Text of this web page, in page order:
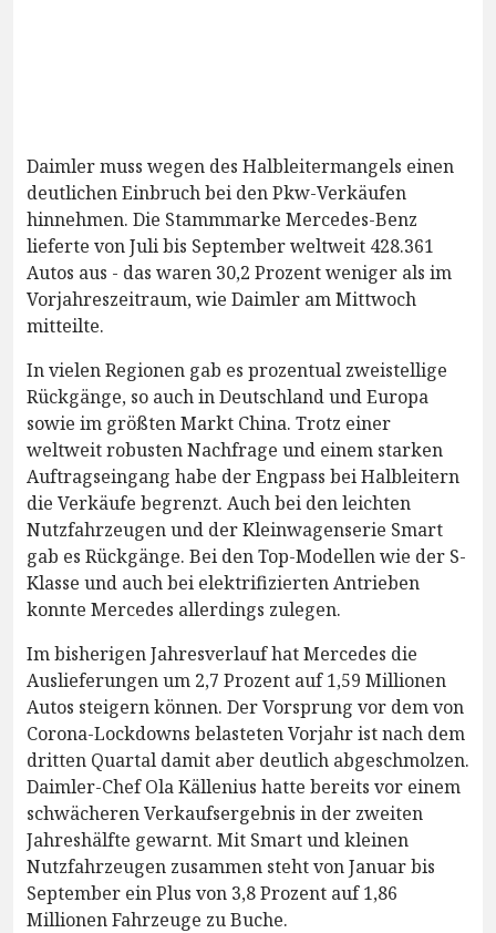
Daimler muss wegen des Halbleitermangels einen
deutlichen Einbruch bei den Pkw-Verkäufen
hinnehmen. Die Stammmarke Mercedes-Benz
lieferte von Juli bis September weltweit 428.361
Autos aus - das waren 30,2 Prozent weniger als im
Vorjahreszeitraum, wie Daimler am Mittwoch
mitteilte.
In vielen Regionen gab es prozentual zweistellige
Rückgänge, so auch in Deutschland und Europa
sowie im größten Markt China. Trotz einer
weltweit robusten Nachfrage und einem starken
Auftragseingang habe der Engpass bei Halbleitern
die Verkäufe begrenzt. Auch bei den leichten
Nutzfahrzeugen und der Kleinwagenserie Smart
gab es Rückgänge. Bei den Top-Modellen wie der S-
Klasse und auch bei elektrifizierten Antrieben
konnte Mercedes allerdings zulegen.
Im bisherigen Jahresverlauf hat Mercedes die
Auslieferungen um 2,7 Prozent auf 1,59 Millionen
Autos steigern können. Der Vorsprung vor dem von
Corona-Lockdowns belasteten Vorjahr ist nach dem
dritten Quartal damit aber deutlich abgeschmolzen.
Daimler-Chef Ola Källenius hatte bereits vor einem
schwächeren Verkaufsergebnis in der zweiten
Jahreshälfte gewarnt. Mit Smart und kleinen
Nutzfahrzeugen zusammen steht von Januar bis
September ein Plus von 3,8 Prozent auf 1,86
Millionen Fahrzeuge zu Buche.